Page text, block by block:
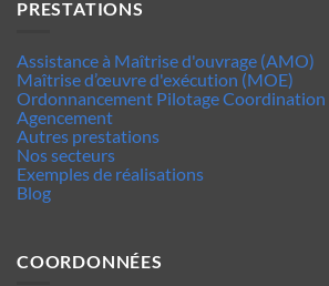
PRESTATIONS
Assistance à Maîtrise d'ouvrage (AMO)
Maîtrise d’œuvre d'exécution (MOE)
Ordonnancement Pilotage Coordination
Agencement
Autres prestations
Nos secteurs
Exemples de réalisations
Blog
COORDONNÉES